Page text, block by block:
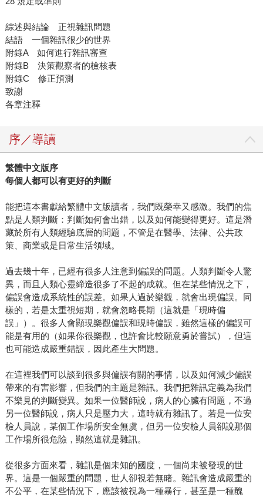
綜述與結論 正視雜訊問題
結語 一個雜訊很少的世界
附錄A 如何進行雜訊審查
附錄B 決策觀察者的檢核表
附錄C 修正預測
致謝
各章注釋
序／導讀
繁體中文版序
每個人都可以有更好的判斷
能把這本書獻給繁體中文版讀者，我們既榮幸又感激。我們的焦
點是人類判斷：判斷如何會出錯，以及如何能變得更好。這是潛
藏於所有人類經驗底層的問題，不管是在醫學、法律、公共政
策、商業或是日常生活領域。
過去幾十年，已經有很多人注意到偏誤的問題。人類判斷令人驚
異，而且人類心靈締造很多了不起的成就。但在某些情況之下，
偏誤會造成系統性的誤差。如果人過於樂觀，就會出現偏誤。同
樣的，若是太重視短期，就會忽略長期（這就是「現時偏
誤」）。很多人會顯現樂觀偏誤和現時偏誤，雖然這樣的偏誤可
能是有用的（如果你很樂觀，也許會比較願意勇於嘗試），但這
也可能造成嚴重錯誤，因此產生大問題。
在這裡我們可以談到很多與偏誤有關的事情，以及如何減少偏誤
帶來的有害影響，但我們的主題是雜訊。我們把雜訊定義為我們
不樂見的判斷變異。如果一位醫師說，病人的心臟有問題，不過
另一位醫師說，病人只是壓力大，這時就有雜訊了。若是一位安
檢人員說，某個工作場所安全無虞，但另一位安檢人員卻說那個
工作場所很危險，顯然這就是雜訊。
從很多方面來看，雜訊是個未知的國度，一個尚未被發現的世
界。這是一個嚴重的問題，世人卻視若無睹。雜訊會造成嚴重的
不公平，在某些情況下，應該被視為一種暴行，甚至是一種醜